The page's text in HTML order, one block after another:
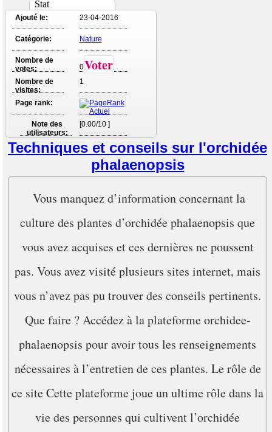
Stat
Ajouté le: 23-04-2016
Catégorie: Nature
Nombre de
votes:
0Voter
Nombre de
visites:
1
Page rank:
Note des
utilisateurs:
[0.00/10 ]
Techniques et conseils sur l'orchidée
phalaenopsis
Vous manquez d’information concernant la
culture des plantes d’orchidée phalaenopsis que
vous avez acquises et ces dernières ne poussent
pas. Vous avez visité plusieurs sites internet, mais
vous n’avez pas pu trouver des conseils pertinents.
Que faire ? Accédez à la plateforme orchidee-
phalaenopsis pour avoir tous les renseignements
nécessaires à l’entretien de ces plantes. Le rôle de
ce site Cette plateforme joue un ultime rôle dans la
vie des personnes qui cultivent l’orchidée